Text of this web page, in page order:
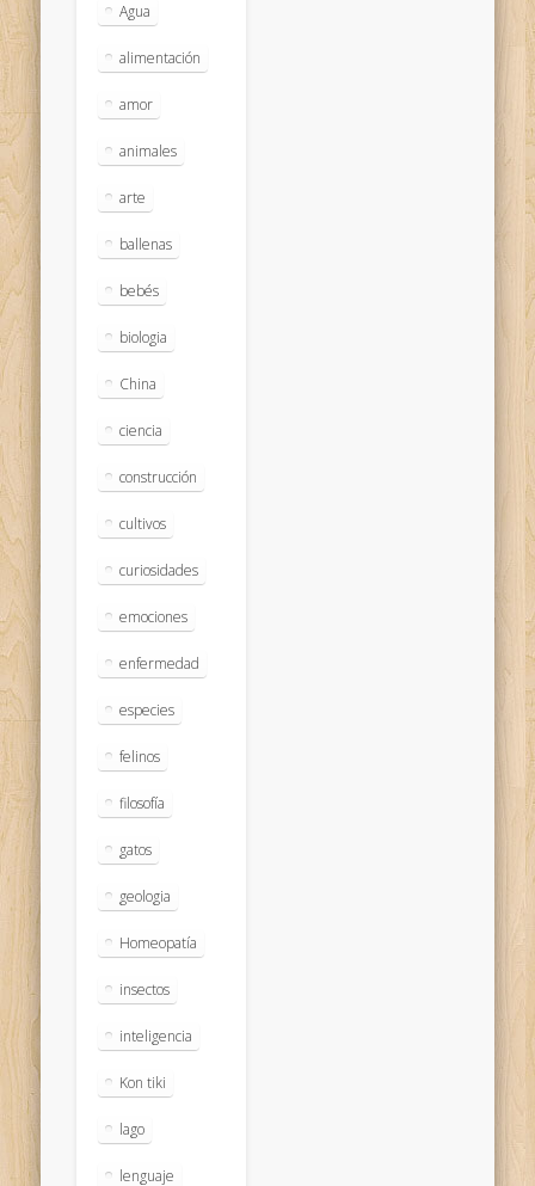
Agua
alimentación
amor
animales
arte
ballenas
bebés
biologia
China
ciencia
construcción
cultivos
curiosidades
emociones
enfermedad
especies
felinos
filosofía
gatos
geologia
Homeopatía
insectos
inteligencia
Kon tiki
lago
lenguaje